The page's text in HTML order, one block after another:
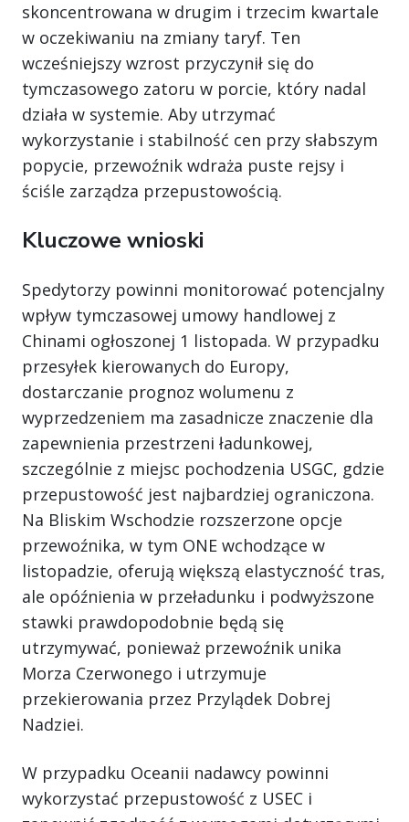
skoncentrowana w drugim i trzecim kwartale
w oczekiwaniu na zmiany taryf. Ten
wcześniejszy wzrost przyczynił się do
tymczasowego zatoru w porcie, który nadal
działa w systemie. Aby utrzymać
wykorzystanie i stabilność cen przy słabszym
popycie, przewoźnik wdraża puste rejsy i
ściśle zarządza przepustowością.
Kluczowe wnioski
Spedytorzy powinni monitorować potencjalny
wpływ tymczasowej umowy handlowej z
Chinami ogłoszonej 1 listopada. W przypadku
przesyłek kierowanych do Europy,
dostarczanie prognoz wolumenu z
wyprzedzeniem ma zasadnicze znaczenie dla
zapewnienia przestrzeni ładunkowej,
szczególnie z miejsc pochodzenia USGC, gdzie
przepustowość jest najbardziej ograniczona.
Na Bliskim Wschodzie rozszerzone opcje
przewoźnika, w tym ONE wchodzące w
listopadzie, oferują większą elastyczność tras,
ale opóźnienia w przeładunku i podwyższone
stawki prawdopodobnie będą się
utrzymywać, ponieważ przewoźnik unika
Morza Czerwonego i utrzymuje
przekierowania przez Przylądek Dobrej
Nadziei.
W przypadku Oceanii nadawcy powinni
wykorzystać przepustowość z USEC i